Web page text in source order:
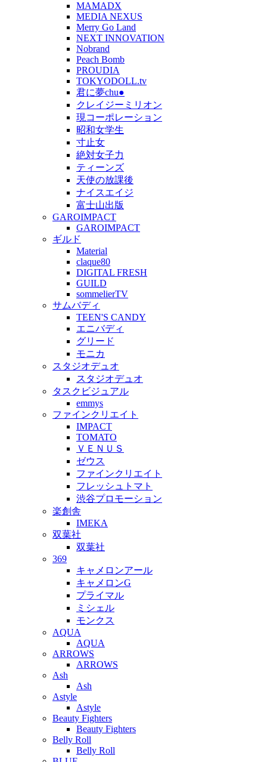
MAMADX
MEDIA NEXUS
Merry Go Land
NEXT INNOVATION
Nobrand
Peach Bomb
PROUDIA
TOKYODOLL.tv
君に夢chu●
クレイジーミリオン
現コーポレーション
昭和女学生
寸止女
絶対女子力
ティーンズ
天使の放課後
ナイスエイジ
富士山出版
GAROIMPACT
GAROIMPACT
ギルド
Material
claque80
DIGITAL FRESH
GUILD
sommelierTV
サムバディ
TEEN'S CANDY
エニバディ
グリード
モニカ
スタジオデュオ
スタジオデュオ
タスクビジュアル
emmys
ファインクリエイト
IMPACT
TOMATO
ＶＥＮＵＳ
ゼウス
ファインクリエイト
フレッシュトマト
渋谷プロモーション
楽創舎
IMEKA
双葉社
双葉社
369
キャメロンアール
キャメロンG
プライマル
ミシェル
モンクス
AQUA
AQUA
ARROWS
ARROWS
Ash
Ash
Astyle
Astyle
Beauty Fighters
Beauty Fighters
Belly Roll
Belly Roll